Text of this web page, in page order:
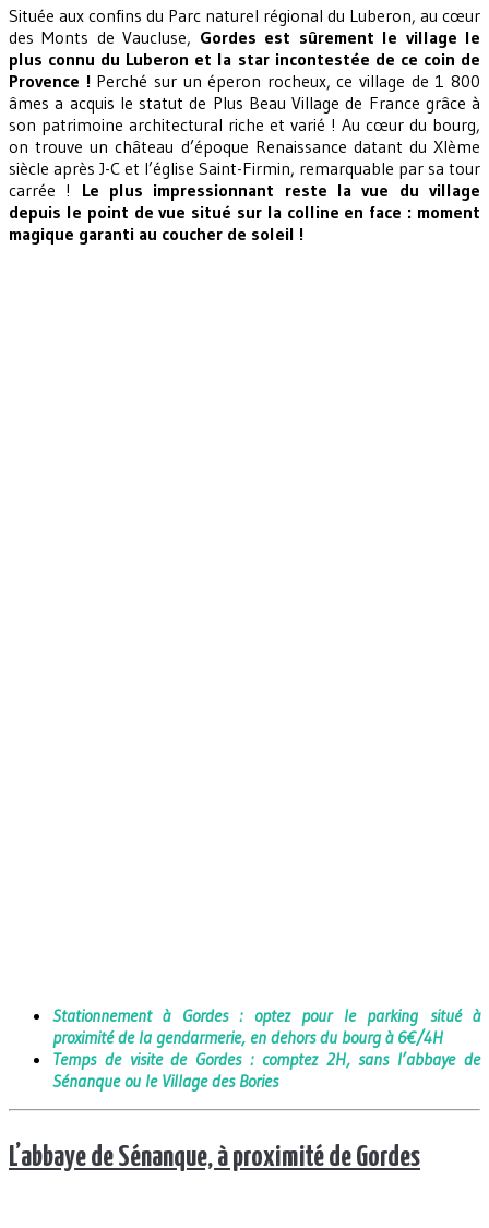
Située aux confins du Parc naturel régional du Luberon, au cœur
des Monts de Vaucluse, Gordes est sûrement le village le
plus connu du Luberon et la star incontestée de ce coin de
Provence !Perché sur un éperon rocheux, ce village de 1 800
âmes a acquis le statut de Plus Beau Village de France grâce à
son patrimoine architectural riche et varié ! Au cœur du bourg,
on trouve un château d’époque Renaissance datant du XIème
siècle après J-C et l’église Saint-Firmin, remarquable par sa tour
carrée ! Le plus impressionnant reste la vue du village
depuis le point de vue situé sur la colline en face : moment
magique garanti au coucher de soleil !
Stationnement à Gordes : optez pour le parking situé à
proximité de la gendarmerie, en dehors du bourg à 6€/4H
Temps de visite de Gordes : comptez 2H, sans l’abbaye de
Sénanque ou le Village des Bories
L’abbaye de Sénanque, à proximité de Gordes